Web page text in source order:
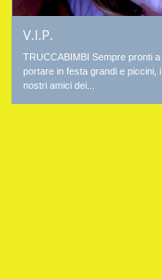
V.I.P.
TRUCCABIMBI Sempre pronti a
portare in festa grandi e piccini, i
nostri amici dei...